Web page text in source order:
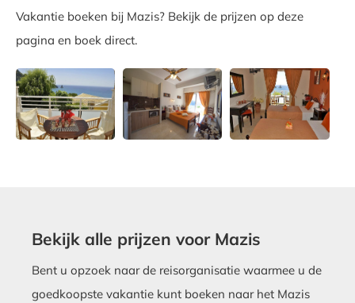
Vakantie boeken bij Mazis? Bekijk de prijzen op deze
pagina en boek direct.
Bekijk alle prijzen voor Mazis
Bent u opzoek naar de reisorganisatie waarmee u de
goedkoopste vakantie kunt boeken naar het Mazis